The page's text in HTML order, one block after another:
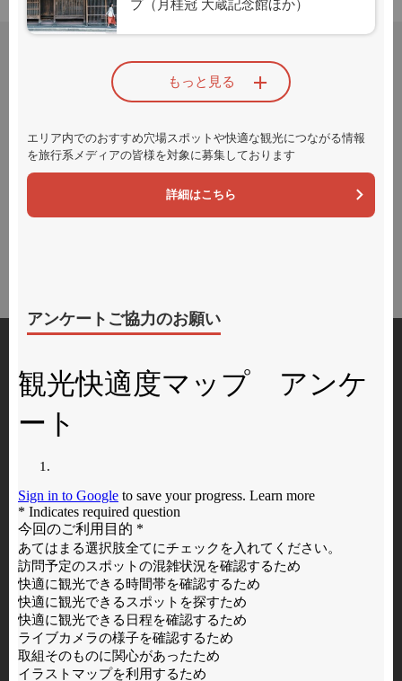
プ（月桂冠 大蔵記念館ほか）
もっと見る
エリア内でのおすすめ穴場スポットや快適な観光につながる情報
を旅行系メディアの皆様を対象に募集しております
詳細はこちら
アンケートご協力のお願い
京都観光Naviとは
特定商取引法に基づく表記
サイトマップ
観光に関するお問い合わせ
TEL：075-343-0548
※イベント・施設情報の詳細は、主催者・施設
管理者へお問い合わせください。
ホームページに関するお問い合わせ
京都市観光協会
〒604-0924
京都市中京区河原町通二条下ル一之船入